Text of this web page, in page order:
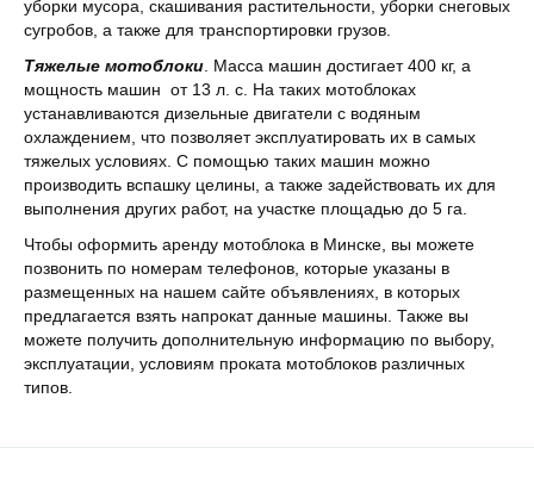
уборки мусора, скашивания растительности, уборки снеговых
сугробов, а также для транспортировки грузов.
Тяжелые мотоблоки . Масса машин достигает 400 кг, а
мощность машин от 13 л. с. На таких мотоблоках
устанавливаются дизельные двигатели с водяным
охлаждением, что позволяет эксплуатировать их в самых
тяжелых условиях. С помощью таких машин можно
производить вспашку целины, а также задействовать их для
выполнения других работ, на участке площадью до 5 га.
Чтобы оформить аренду мотоблока в Минске, вы можете
позвонить по номерам телефонов, которые указаны в
размещенных на нашем сайте объявлениях, в которых
предлагается взять напрокат данные машины. Также вы
можете получить дополнительную информацию по выбору,
эксплуатации, условиям проката мотоблоков различных
типов.